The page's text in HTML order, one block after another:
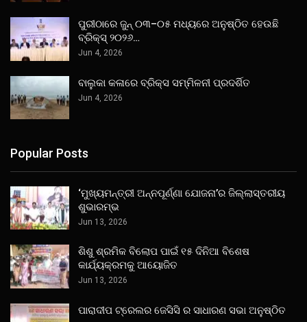
ପୁରୀଠାରେ ଜୁନ୍ ୦୩–୦୫ ମଧ୍ୟରେ ଅନୁଷ୍ଠିତ ହେଉଛି
ବ୍ରିକ୍ସ୍ ୨୦୨୬…
Jun 4, 2026
ବାଲୁକା କଳାରେ ବ୍ରିକ୍ସ ସମ୍ମିଳନୀ ପ୍ରଦର୍ଶିତ
Jun 4, 2026
Popular Posts
‘ମୁଖ୍ୟମନ୍ତ୍ରୀ ଅନ୍ନପୂର୍ଣ୍ଣା ଯୋଜନା’ର ଜିଲ୍ଲାସ୍ତରୀୟ
ଶୁଭାରମ୍ଭ
Jun 13, 2026
ଶିଶୁ ଶ୍ରମିକ ବିଲୋପ ପାଇଁ ୧୫ ଦିନିଆ ବିଶେଷ
କାର୍ଯ୍ୟକ୍ରମକୁ ଆୟୋଜିତ
Jun 13, 2026
ପାରାଦୀପ ଟ୍ରେଲର ଜେସିସି ର ସାଧାରଣ ସଭା ଅନୁଷ୍ଠିତ